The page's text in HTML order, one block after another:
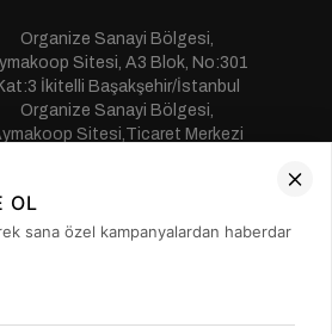
Organize Sanayi Bölgesi,
Sitesi, A3 Blok, No:301
İkitelli Başakşehir/İstanbul
Organize Sanayi Bölgesi,
Sitesi,Ticaret Merkezi
441 55 77
OL
sana özel kampanyalardan haberdar